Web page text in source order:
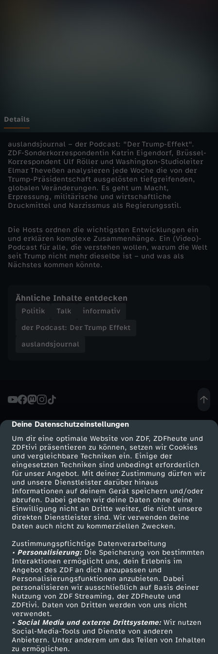
cmp-dialog-description
Deine Datenschutzeinstellungen
Um dir eine optimale Website von ZDF, ZDFheute und
ZDFtivi präsentieren zu können, setzen wir Cookies
und vergleichbare Techniken ein. Einige der
eingesetzten Techniken sind unbedingt erforderlich
für unser Angebot. Mit deiner Zustimmung dürfen wir
und unsere Dienstleister darüber hinaus
Informationen auf deinem Gerät speichern und/oder
abrufen. Dabei geben wir deine Daten ohne deine
Einwilligung nicht an Dritte weiter, die nicht unsere
direkten Dienstleister sind. Wir verwenden deine
Daten auch nicht zu kommerziellen Zwecken.
Zustimmungspflichtige Datenverarbeitung
• Personalisierung:Die Speicherung von bestimmten
Interaktionen ermöglicht uns, dein Erlebnis im
Angebot des ZDF an dich anzupassen und
Personalisierungsfunktionen anzubieten. Dabei
personalisieren wir ausschließlich auf Basis deiner
Nutzung von ZDF Streaming, der ZDFheute und
ZDFtivi. Daten von Dritten werden von uns nicht
verwendet.
• Social Media und externe Drittsysteme:Wir nutzen
Social-Media-Tools und Dienste von anderen
Anbietern. Unter anderem um das Teilen von Inhalten
zu ermöglichen.
e
r
T
r
m
p
f
f
t
-
F
o
l
g
e
1
4
:
W
Details
auslandsjournal – der Podcast: "Der Trump-Effekt".
ZDF-Sonderkorrespondentin Katrin Eigendorf, Brüssel-
Korrespondent Ulf Röller und Washington-Studioleiter
Elmar Theveßen analysieren jede Woche die von der
Trump-Präsidentschaft ausgelösten tiefgreifenden,
globalen Veränderungen. Es geht um Macht,
Erpressung, militärische und wirtschaftliche
Druckmittel und Narzissmus als Regierungsstil.
Die Hosts ordnen die wichtigsten Entwicklungen ein
und erklären komplexe Zusammenhänge. Ein (Video)-
Podcast für alle, die verstehen wollen, warum die Welt
seit Trump nicht mehr dieselbe ist – und was als
Nächstes kommen könnte.
Ähnliche Inhalte entdecken
Politik Talk
informativ
der Podcast: Der Trump Effekt
auslandsjournal
Mehr ZDF
ZDF-Apps
Smart TV
ZDFtext
Livestreams
Sendungen A-Z
TV-Programm
Service
ZDFmitreden
Kontakt zum ZDF
Tickets
Zuschauerservice
Hilfe
ZDF Unternehmen
Karriere